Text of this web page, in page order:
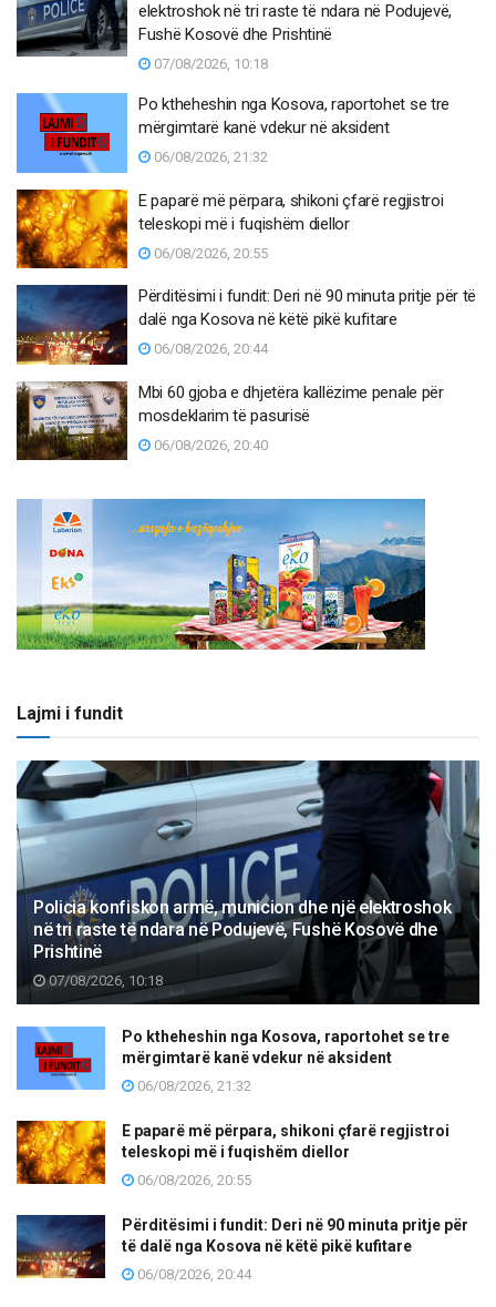
elektroshok në tri raste të ndara në Podujevë,
Fushë Kosovë dhe Prishtinë
07/08/2026, 10:18
Po ktheheshin nga Kosova, raportohet se tre
mërgimtarë kanë vdekur në aksident
06/08/2026, 21:32
E paparë më përpara, shikoni çfarë regjistroi
teleskopi më i fuqishëm diellor
06/08/2026, 20:55
Përditësimi i fundit: Deri në 90 minuta pritje për të
dalë nga Kosova në këtë pikë kufitare
06/08/2026, 20:44
Mbi 60 gjoba e dhjetëra kallëzime penale për
mosdeklarim të pasurisë
06/08/2026, 20:40
Lajmi i fundit
Policia konfiskon armë, municion dhe një elektroshok
në tri raste të ndara në Podujevë, Fushë Kosovë dhe
Prishtinë
07/08/2026, 10:18
Po ktheheshin nga Kosova, raportohet se tre
mërgimtarë kanë vdekur në aksident
06/08/2026, 21:32
E paparë më përpara, shikoni çfarë regjistroi
teleskopi më i fuqishëm diellor
06/08/2026, 20:55
Përditësimi i fundit: Deri në 90 minuta pritje për
të dalë nga Kosova në këtë pikë kufitare
06/08/2026, 20:44